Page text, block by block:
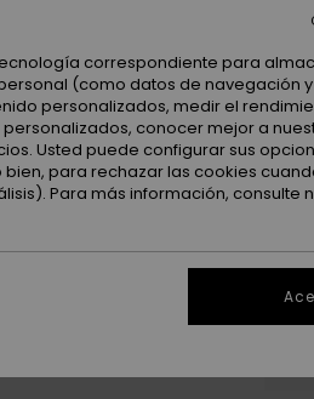
Color
correspondiente para
(como datos de navegación
personalizados, medir el
conocer mejor a
Usted puede configurar sus
para rechazar las cookies
Para más información, consulte